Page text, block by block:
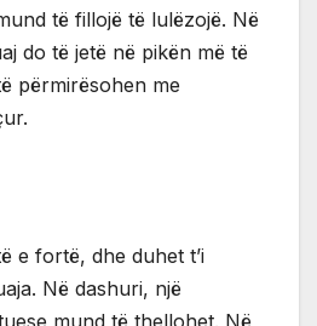
të fillojë të lulëzojë. Në
do të jetë në pikën më të
përmirësohen me
e fortë, dhe duhet t’i
Në dashuri, një
mund të thellohet. Në